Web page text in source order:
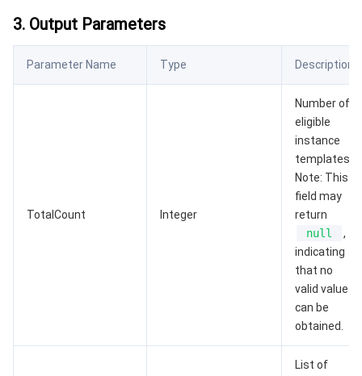
标签
云资源自动化 for Terraform
配置审计
腾讯云代码助手
腾讯云代码分析
腾讯云可观测平台
应用性能监控
Prometheus 监控服务
API 与工具
云迁移
软件产品公告专区
腾讯专有云PaaS平台 TCS
TDSQL
大数据
3. Output Parameters
Parameter Name Type Description
TotalCount Integer
Number of
eligible
instance
templates.
Note: This
field may
return
null
,
indicating
that no
valid values
can be
obtained.
List of